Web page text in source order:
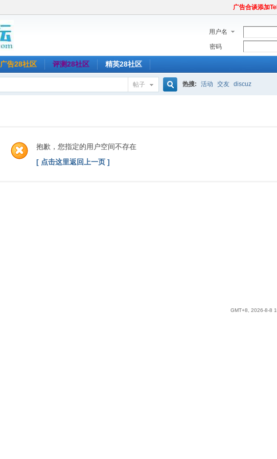
广告合谈添加
用户名
密码
广告28社区 评测28社区 精英28社区
帖子 热搜: 活动 交友 discuz
抱歉，您指定的用户空间不存在
[ 点击这里返回上一页 ]
GMT+8, 2026-8-8